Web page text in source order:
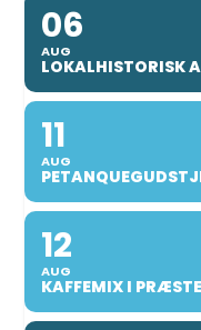
06
AUG
LOKALHISTORISK
11
AUG
12
AUG
KAFFEMIX I